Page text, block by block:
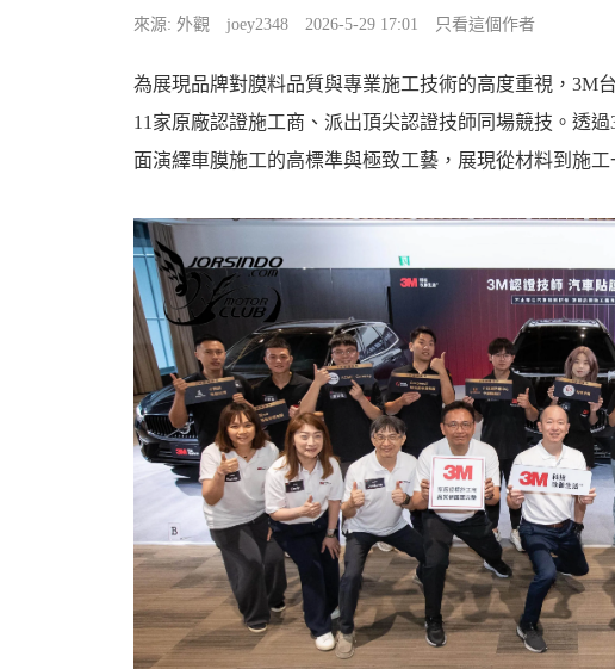
汽
來源: 外觀 joey2348 2026-5-29 17:01 只看這個作者
為展現品牌對膜料品質與專業施工技術的高度重視，3M
11家原廠認證施工商、派出頂尖認證技師同場競技。透
面演繹車膜施工的高標準與極致工藝，展現從材料到施工